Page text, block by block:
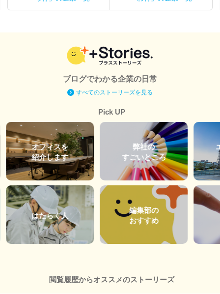
ブログでわかる企業の日常
すべてのストーリーズを見る
Pick UP
オフィスを
紹介します
はたらく人
弊社の
すごいところ
編集部の
おすすめ
閲覧履歴からオススメのストーリーズ